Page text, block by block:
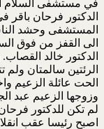
في مستشفى السلام
الدكتور فرحان
المستشفى وحشد
الى القفز من فوق
الدكتور خالد
الرئتين سالمتان ولم
الحت عائلة الزعيم
وزوجها الزعيم عبد
لم تكن للدكتور